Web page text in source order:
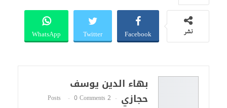
نشر Facebook
Twitter
WhatsApp
بهاء الدين يوسف
حجازي
2 Posts
0 Comments